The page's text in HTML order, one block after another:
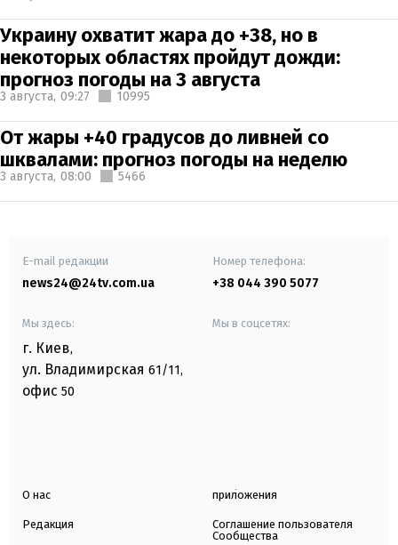
Украину охватит жара до +38, но в
некоторых областях пройдут дожди:
прогноз погоды на 3 августа
3 августа, 09:27 10995
От жары +40 градусов до ливней со
шквалами: прогноз погоды на неделю
3 августа, 08:00 5466
E-mail редакции
news24@24tv.com.ua
Номер телефона:
+38 044 390 5077
Мы здесь:
г. Киев,
ул. Владимирская 61/11,
офис 50
Мы в соцсетях:
О нас
Редакция
приложения
Соглашение пользователя
Сообщества